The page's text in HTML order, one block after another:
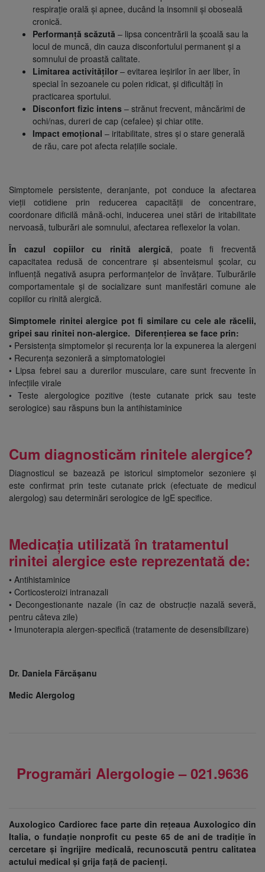
respirație orală și apnee, ducând la insomnii și oboseală
cronică.
Performanță scăzută – lipsa concentrării la școală sau la
locul de muncă, din cauza disconfortului permanent și a
somnului de proastă calitate.
Limitarea activităților – evitarea ieșirilor în aer liber, în
special în sezoanele cu polen ridicat, și dificultăți în
practicarea sportului.
Disconfort fizic intens – strănut frecvent, mâncărimi de
ochi/nas, dureri de cap (cefalee) și chiar otite.
Impact emoțional – iritabilitate, stres și o stare generală
de rău, care pot afecta relațiile sociale.
Simptomele persistente, deranjante, pot conduce la afectarea
vieții cotidiene prin reducerea capacității de concentrare,
coordonare dificilă mână-ochi, inducerea unei stări de iritabilitate
nervoasă, tulburări ale somnului, afectarea reflexelor la volan.
În cazul copiilor cu rinită alergică, poate fi frecventă
capacitatea redusă de concentrare și absenteismul școlar, cu
influență negativă asupra performanțelor de învățare. Tulburările
comportamentale și de socializare sunt manifestări comune ale
copiilor cu rinită alergică.
Simptomele rinitei alergice pot fi similare cu cele ale răcelii,
gripei sau rinitei non-alergice. Diferențierea se face prin:
• Persistența simptomelor și recurența lor la expunerea la alergeni
• Recurența sezonieră a simptomatologiei
• Lipsa febrei sau a durerilor musculare, care sunt frecvente în
infecțiile virale
• Teste alergologice pozitive (teste cutanate prick sau teste
serologice) sau răspuns bun la antihistaminice
Cum diagnosticăm rinitele alergice?
Diagnosticul se bazează pe istoricul simptomelor sezoniere și
este confirmat prin teste cutanate prick (efectuate de medicul
alergolog) sau determinări serologice de IgE specifice.
Medicația utilizată în tratamentul
rinitei alergice este reprezentată de:
• Antihistaminice
• Corticosteroizi intranazali
• Decongestionante nazale (în caz de obstrucție nazală severă,
pentru câteva zile)
• Imunoterapia alergen-specifică (tratamente de desensibilizare)
Dr. Daniela Fărcășanu
Medic Alergolog
Programări Alergologie – 021.9636
Auxologico Cardiorec face parte din rețeaua Auxologico din
Italia, o fundație nonprofit cu peste 65 de ani de tradiție în
cercetare și îngrijire medicală, recunoscută pentru calitatea
actului medical și grija față de pacienți.